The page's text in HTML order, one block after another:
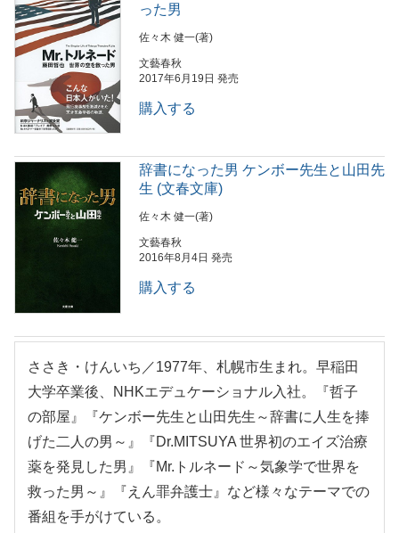
った男
佐々木 健一(著)
文藝春秋
2017年6月19日 発売
購入する
辞書になった男 ケンボー先生と山田先
生 (文春文庫)
佐々木 健一(著)
文藝春秋
2016年8月4日 発売
購入する
ささき・けんいち／1977年、札幌市生まれ。早稲田
大学卒業後、NHKエデュケーショナル入社。『哲子
の部屋』『ケンボー先生と山田先生～辞書に人生を捧
げた二人の男～』『Dr.MITSUYA 世界初のエイズ治療
薬を発見した男』『Mr.トルネード～気象学で世界を
救った男～』『えん罪弁護士』など様々なテーマでの
番組を手がけている。